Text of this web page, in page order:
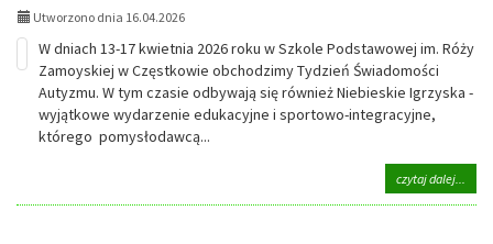
Utworzono dnia 16.04.2026
W dniach 13-17 kwietnia 2026 roku w Szkole Podstawowej im. Róży
Zamoyskiej w Częstkowie obchodzimy Tydzień Świadomości
Autyzmu. W tym czasie odbywają się również Niebieskie Igrzyska -
wyjątkowe wydarzenie edukacyjne i sportowo-integracyjne,
którego pomysłodawcą...
czytaj dalej...